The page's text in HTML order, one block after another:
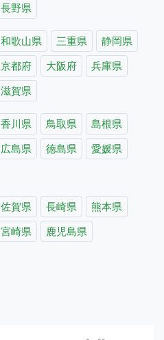
長野県
和歌山県 三重県
静岡県
京都府 大阪府
兵庫県
滋賀県
香川県 鳥取県
島根県
広島県 徳島県
愛媛県
佐賀県 長崎県
熊本県
宮崎県 鹿児島県